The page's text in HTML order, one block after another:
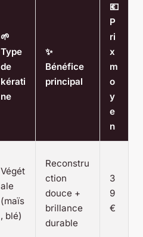
🌱
Type
de
kérati
ne
✨
Bénéfice
principal
💶
P
ri
x
m
o
y
e
n
Végét
ale
(maïs
, blé)
Reconstru
ction
douce +
brillance
durable
3
9
€